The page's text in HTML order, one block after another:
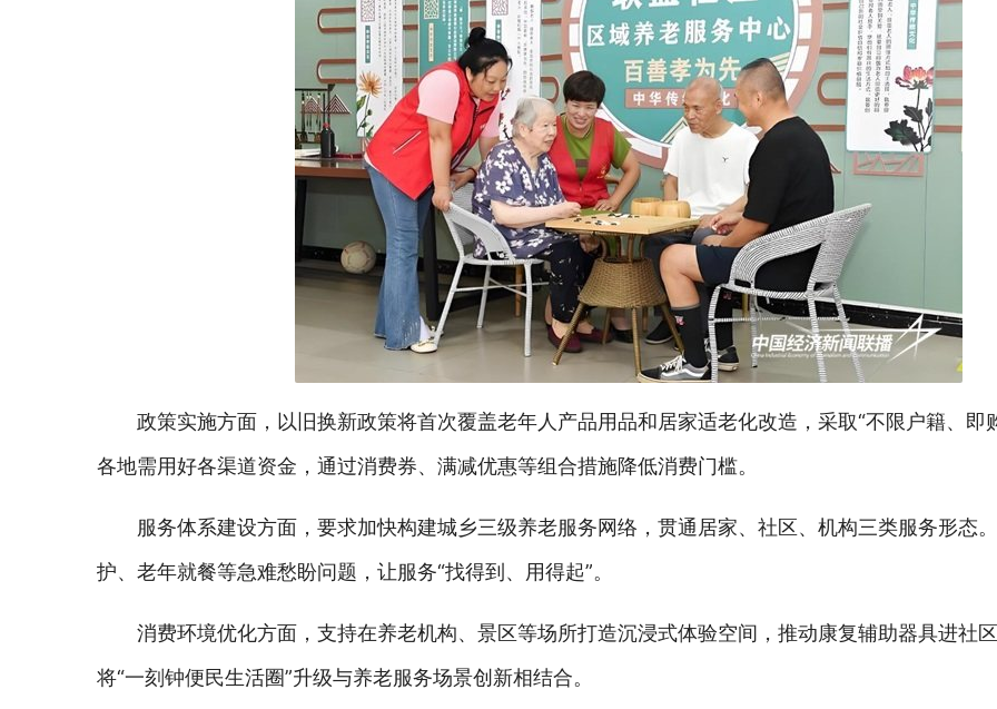
政策实施方面，以旧换新政策将首次覆盖老年人产品用品和居家适老化改造，采取“不限户籍、即
各地需用好各渠道资金，通过消费券、满减优惠等组合措施降低消费门槛。
服务体系建设方面，要求加快构建城乡三级养老服务网络，贯通居家、社区、机构三类服务形态
护、老年就餐等急难愁盼问题，让服务“找得到、用得起”。
消费环境优化方面，支持在养老机构、景区等场所打造沉浸式体验空间，推动康复辅助器具进社
将“一刻钟便民生活圈”升级与养老服务场景创新相结合。